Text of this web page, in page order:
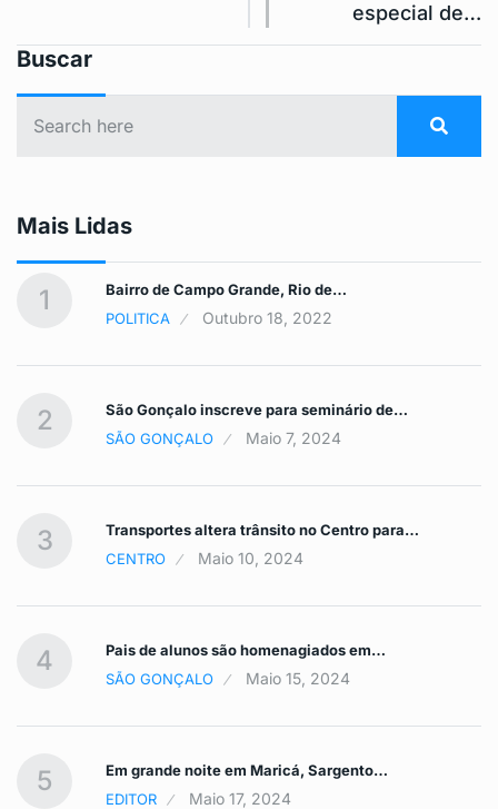
especial de…
Buscar
Mais Lidas
1
Bairro de Campo Grande, Rio de…
POLITICA
Outubro 18, 2022
2
São Gonçalo inscreve para seminário de…
SÃO GONÇALO
Maio 7, 2024
3
Transportes altera trânsito no Centro para…
CENTRO
Maio 10, 2024
4
Pais de alunos são homenagiados em…
SÃO GONÇALO
Maio 15, 2024
5
Em grande noite em Maricá, Sargento…
EDITOR
Maio 17, 2024